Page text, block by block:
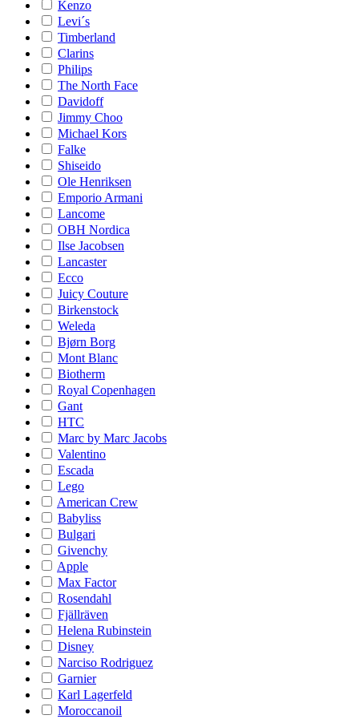
Kenzo
Levi´s
Timberland
Clarins
Philips
The North Face
Davidoff
Jimmy Choo
Michael Kors
Falke
Shiseido
Ole Henriksen
Emporio Armani
Lancome
OBH Nordica
Ilse Jacobsen
Lancaster
Ecco
Juicy Couture
Birkenstock
Weleda
Bjørn Borg
Mont Blanc
Biotherm
Royal Copenhagen
Gant
HTC
Marc by Marc Jacobs
Valentino
Escada
Lego
American Crew
Babyliss
Bulgari
Givenchy
Apple
Max Factor
Rosendahl
Fjällräven
Helena Rubinstein
Disney
Narciso Rodriguez
Garnier
Karl Lagerfeld
Moroccanoil